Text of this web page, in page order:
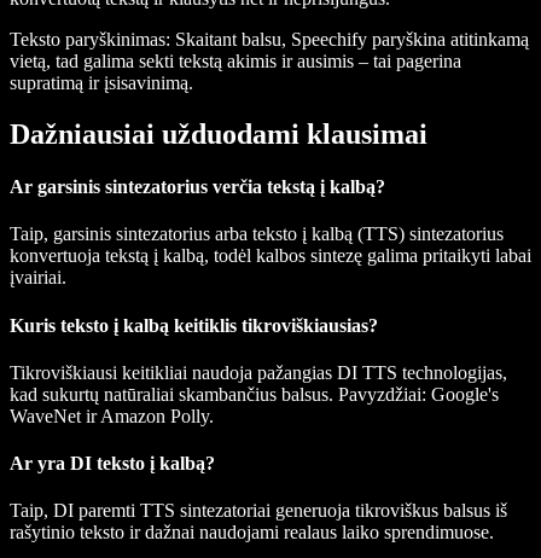
Teksto paryškinimas: Skaitant balsu, Speechify paryškina atitinkamą
vietą, tad galima sekti tekstą akimis ir ausimis – tai pagerina
supratimą ir įsisavinimą.
Dažniausiai užduodami klausimai
Ar garsinis sintezatorius verčia tekstą į kalbą?
Taip, garsinis sintezatorius arba teksto į kalbą (TTS) sintezatorius
konvertuoja tekstą į kalbą, todėl kalbos sintezę galima pritaikyti labai
įvairiai.
Kuris teksto į kalbą keitiklis tikroviškiausias?
Tikroviškiausi keitikliai naudoja pažangias DI TTS technologijas,
kad sukurtų natūraliai skambančius balsus. Pavyzdžiai: Google's
WaveNet ir Amazon Polly.
Ar yra DI teksto į kalbą?
Taip, DI paremti TTS sintezatoriai generuoja tikroviškus balsus iš
rašytinio teksto ir dažnai naudojami realaus laiko sprendimuose.